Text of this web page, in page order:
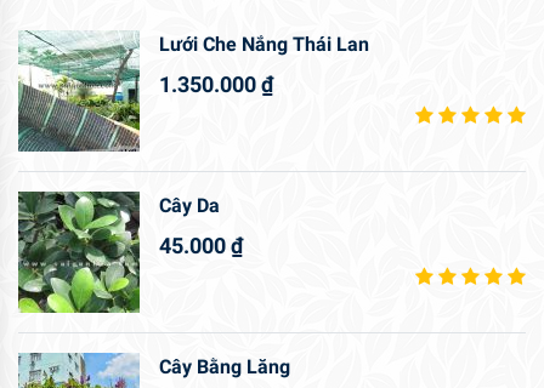
Lưới Che Nắng Thái Lan
1.350.000₫
Cây Da
45.000₫
Cây Bằng Lăng